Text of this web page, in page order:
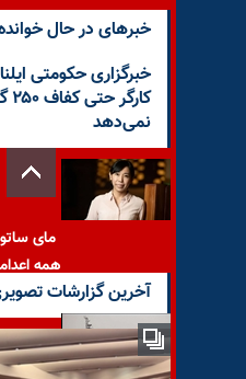
خبرهای در حال
خبرگزاری حکومتی
نمی‌دهد
مای
همه
آخرین گزارشات